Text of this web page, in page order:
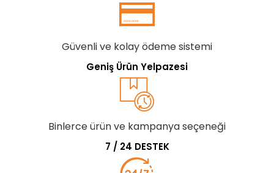
Güvenli ve kolay ödeme sistemi
Geniş Ürün Yelpazesi
Binlerce ürün ve kampanya seçeneği
7 / 24 DESTEK